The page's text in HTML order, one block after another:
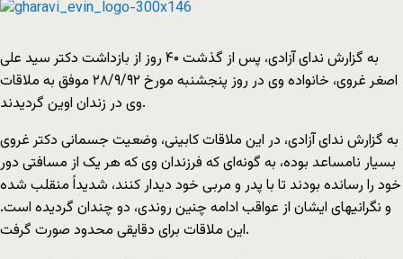
به گزارش ندای آزادی، پس از گذشت ۴۰ روز از بازداشت دکتر سید علی
اصغر غروی، خانواده وی در روز پنجشنبه مورخ ۲۸/۹/۹۲ موفق به ملاقات
وی در زندان اوین گردیدند.
به گزارش ندای آزادی، در این ملاقات کابینی، وضعیت جسمانی دکتر غروی
بسیار نامساعد بوده، به گونه‌ای که فرزندان وی که هر یک از مسافتی دور
خود را رسانده بودند تا با پدر و مربی خود دیدار کنند، شدیداً منقلب شده
و نگرانیهای ایشان از عواقب ادامه چنین روندی، دو چندان گردیده است.
این ملاقات برای دقایقی محدود صورت گرفت.